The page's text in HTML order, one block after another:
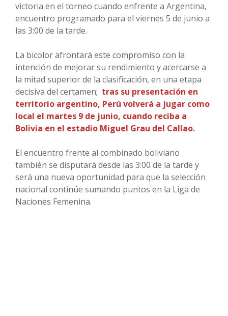
victoria en el torneo cuando enfrente a Argentina,
encuentro programado para el viernes 5 de junio a
las 3:00 de la tarde.
La bicolor afrontará este compromiso con la
intención de mejorar su rendimiento y acercarse a
la mitad superior de la clasificación, en una etapa
decisiva del certamen; tras su presentación en
territorio argentino, Perú volverá a jugar como
local el martes 9 de junio, cuando reciba a
Bolivia en el estadio Miguel Grau del Callao.
El encuentro frente al combinado boliviano
también se disputará desde las 3:00 de la tarde y
será una nueva oportunidad para que la selección
nacional continúe sumando puntos en la Liga de
Naciones Femenina.